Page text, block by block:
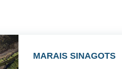
MARAIS SINAGOTS